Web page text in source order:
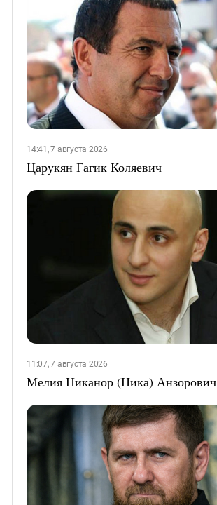
14:41, 7 августа 2026
Царукян Гагик Коляевич
11:07, 7 августа 2026
Мелия Никанор (Ника) Анзорович